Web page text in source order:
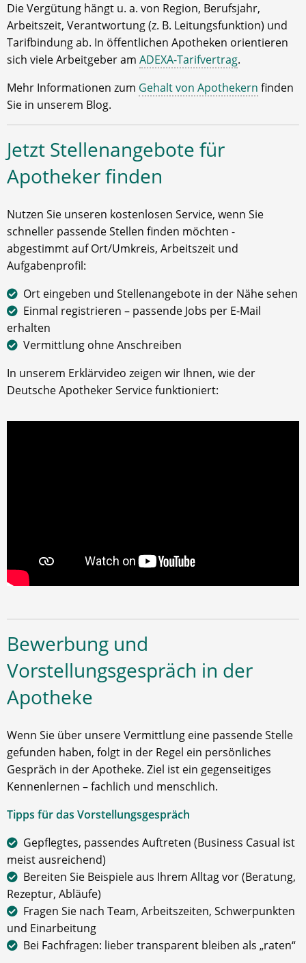
Die Vergütung hängt u. a. von Region, Berufsjahr,
Arbeitszeit, Verantwortung (z. B. Leitungsfunktion) und
Tarifbindung ab. In öffentlichen Apotheken orientieren
sich viele Arbeitgeber am ADEXA-Tarifvertrag.
Mehr Informationen zum Gehalt von Apothekern finden
Sie in unserem Blog.
Jetzt Stellenangebote für
Apotheker finden
Nutzen Sie unseren kostenlosen Service, wenn Sie
schneller passende Stellen finden möchten -
abgestimmt auf Ort/Umkreis, Arbeitszeit und
Aufgabenprofil:
Ort eingeben und Stellenangebote in der Nähe sehen
Einmal registrieren – passende Jobs per E-Mail
erhalten
Vermittlung ohne Anschreiben
In unserem Erklärvideo zeigen wir Ihnen, wie der
Deutsche Apotheker Service funktioniert:
Bewerbung und
Vorstellungsgespräch in der
Apotheke
Wenn Sie über unsere Vermittlung eine passende Stelle
gefunden haben, folgt in der Regel ein persönliches
Gespräch in der Apotheke. Ziel ist ein gegenseitiges
Kennenlernen – fachlich und menschlich.
Tipps für das Vorstellungsgespräch
Gepflegtes, passendes Auftreten (Business Casual ist
meist ausreichend)
Bereiten Sie Beispiele aus Ihrem Alltag vor (Beratung,
Rezeptur, Abläufe)
Fragen Sie nach Team, Arbeitszeiten, Schwerpunkten
und Einarbeitung
Bei Fachfragen: lieber transparent bleiben als „raten“